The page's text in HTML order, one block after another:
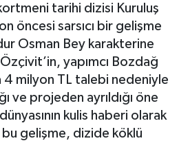
tarihi dizisi Kuruluş
öncesi sarsıcı bir gelişme
Osman Bey karakterine
yapımcı Bozdağ
4 milyon TL talebi nedeniyle
ve projeden ayrıldığı öne
kulis haberi olarak
gelişme, dizide köklü